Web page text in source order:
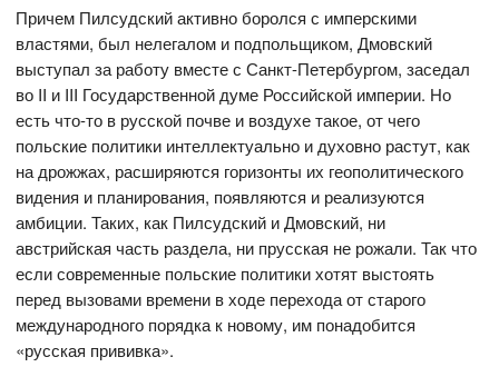
Причем Пилсудский активно боролся с имперскими
властями, был нелегалом и подпольщиком, Дмовский
выступал за работу вместе с Санкт-Петербургом, заседал
во II и III Государственной думе Российской империи. Но
есть что-то в русской почве и воздухе такое, от чего
польские политики интеллектуально и духовно растут, как
на дрожжах, расширяются горизонты их геополитического
видения и планирования, появляются и реализуются
амбиции. Таких, как Пилсудский и Дмовский, ни
австрийская часть раздела, ни прусская не рожали. Так что
если современные польские политики хотят выстоять
перед вызовами времени в ходе перехода от старого
международного порядка к новому, им понадобится
«русская прививка».